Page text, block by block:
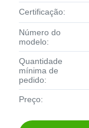
Certificação:
Número do
modelo:
Quantidade
mínima de
pedido:
Preço: